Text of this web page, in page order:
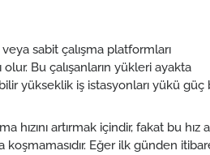
veya sabit çalışma platformları
Bu çalışanların yükleri ayakta
yükseklik iş istasyonları yükü
artırmak içindir, fakat bu hız
koşmamasıdır. Eğer ilk günden